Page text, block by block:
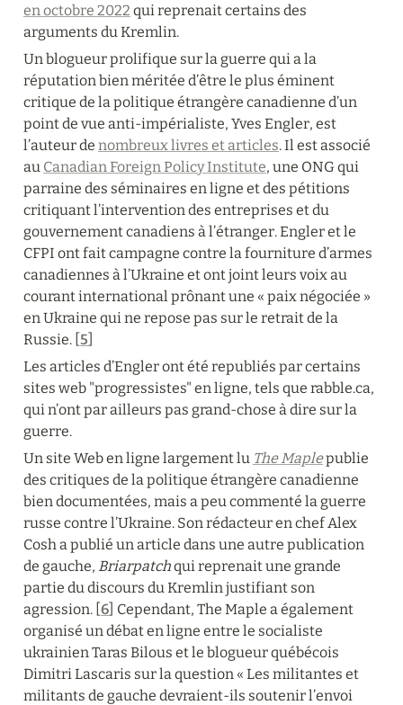
en octobre 2022 qui reprenait certains des
arguments du Kremlin.
Un blogueur prolifique sur la guerre qui a la
réputation bien méritée d’être le plus éminent
critique de la politique étrangère canadienne d’un
point de vue anti-impérialiste, Yves Engler, est
l’auteur de nombreux livres et articles. Il est associé
au Canadian Foreign Policy Institute, une ONG qui
parraine des séminaires en ligne et des pétitions
critiquant l’intervention des entreprises et du
gouvernement canadiens à l’étranger. Engler et le
CFPI ont fait campagne contre la fourniture d’armes
canadiennes à l’Ukraine et ont joint leurs voix au
courant international prônant une « paix négociée »
en Ukraine qui ne repose pas sur le retrait de la
Russie. [5]
Les articles d’Engler ont été republiés par certains
sites web "progressistes" en ligne, tels que rabble.ca,
qui n’ont par ailleurs pas grand-chose à dire sur la
guerre.
Un site Web en ligne largement lu The Maple publie
des critiques de la politique étrangère canadienne
bien documentées, mais a peu commenté la guerre
russe contre l’Ukraine. Son rédacteur en chef Alex
Cosh a publié un article dans une autre publication
de gauche, Briarpatch qui reprenait une grande
partie du discours du Kremlin justifiant son
agression. [6] Cependant, The Maple a également
organisé un débat en ligne entre le socialiste
ukrainien Taras Bilous et le blogueur québécois
Dimitri Lascaris sur la question « Les militantes et
militants de gauche devraient-ils soutenir l’envoi